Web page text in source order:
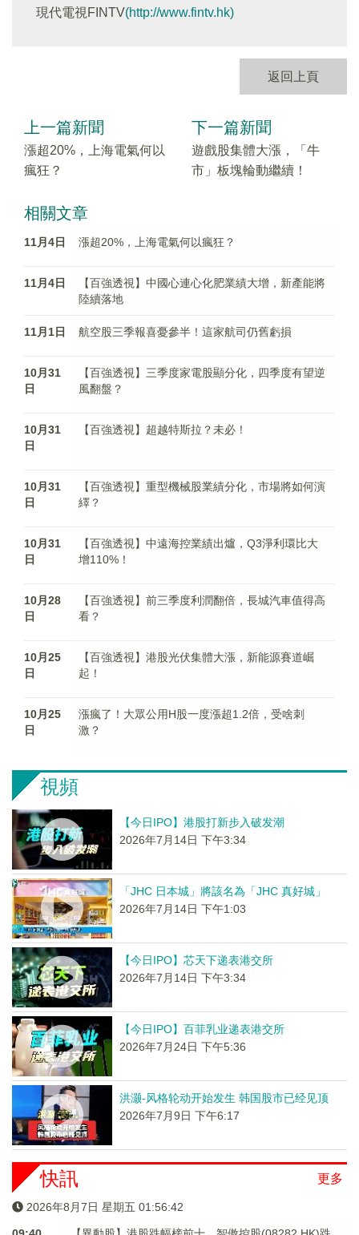
現代電視FINTV(http://www.fintv.hk)
返回上頁
上一篇新聞
漲超20%，上海電氣何以
瘋狂？
下一篇新聞
遊戲股集體大漲，「牛
市」板塊輪動繼續！
相關文章
11月4日 漲超20%，上海電氣何以瘋狂？
11月4日
【百強透視】中國心連心化肥業績大增，新產能將
陸續落地
11月1日 航空股三季報喜憂參半！這家航司仍舊虧損
10月31
日
【百強透視】三季度家電股顯分化，四季度有望逆
風翻盤？
10月31
日
【百強透視】超越特斯拉？未必！
10月31
日
【百強透視】重型機械股業績分化，市場將如何演
繹？
10月31
日
【百強透視】中遠海控業績出爐，Q3淨利環比大
增110%！
10月28
日
【百強透視】前三季度利潤翻倍，長城汽車值得高
看？
10月25
日
【百強透視】港股光伏集體大漲，新能源賽道崛
起！
10月25
日
漲瘋了！大眾公用H股一度漲超1.2倍，受啥刺
激？
視頻
【今日IPO】港股打新步入破发潮
2026年7月14日 下午3:34
「JHC 日本城」將該名為「JHC 真好城」
2026年7月14日 下午1:03
【今日IPO】芯天下递表港交所
2026年7月14日 下午3:34
【今日IPO】百菲乳业递表港交所
2026年7月24日 下午5:36
洪灏-风格轮动开始发生 韩国股市已经见顶
2026年7月9日 下午6:17
更多
快訊
2026年8月7日 星期五 01:56:42